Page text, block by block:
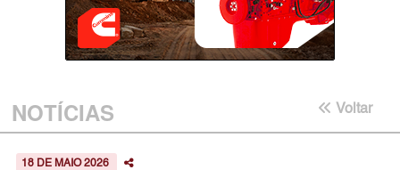
NOTÍCIAS Voltar
18 DE MAIO 2026